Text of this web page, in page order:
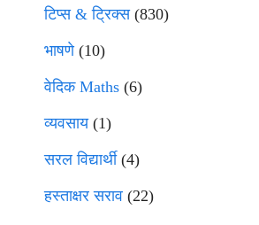
टिप्स & ट्रिक्स(830)
भाषणे(10)
वेदिक Maths (6)
व्यवसाय(1)
सरल विद्यार्थी(4)
हस्ताक्षर सराव (22)